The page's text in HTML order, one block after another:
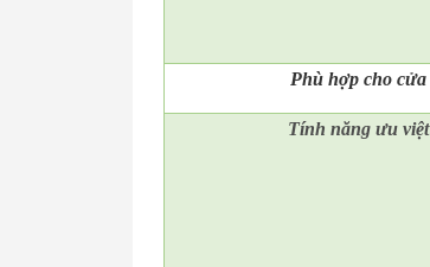
Phù hợp cho cửa
Tính năng ưu việt